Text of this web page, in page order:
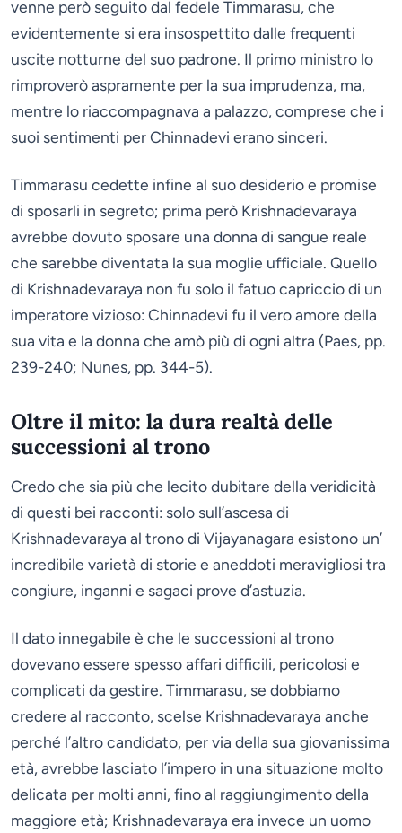
venne però seguito dal fedele Timmarasu, che
evidentemente si era insospettito dalle frequenti
uscite notturne del suo padrone. Il primo ministro lo
rimproverò aspramente per la sua imprudenza, ma,
mentre lo riaccompagnava a palazzo, comprese che i
suoi sentimenti per Chinnadevi erano sinceri.
Timmarasu cedette infine al suo desiderio e promise
di sposarli in segreto; prima però Krishnadevaraya
avrebbe dovuto sposare una donna di sangue reale
che sarebbe diventata la sua moglie ufficiale. Quello
di Krishnadevaraya non fu solo il fatuo capriccio di un
imperatore vizioso: Chinnadevi fu il vero amore della
sua vita e la donna che amò più di ogni altra (Paes, pp.
239-240; Nunes, pp. 344-5).
Oltre il mito: la dura realtà delle
successioni al trono
Credo che sia più che lecito dubitare della veridicità
di questi bei racconti: solo sull’ascesa di
Krishnadevaraya al trono di Vijayanagara esistono un’
incredibile varietà di storie e aneddoti meravigliosi tra
congiure, inganni e sagaci prove d’astuzia.
Il dato innegabile è che le successioni al trono
dovevano essere spesso affari difficili, pericolosi e
complicati da gestire. Timmarasu, se dobbiamo
credere al racconto, scelse Krishnadevaraya anche
perché l’altro candidato, per via della sua giovanissima
età, avrebbe lasciato l’impero in una situazione molto
delicata per molti anni, fino al raggiungimento della
maggiore età; Krishnadevaraya era invece un uomo